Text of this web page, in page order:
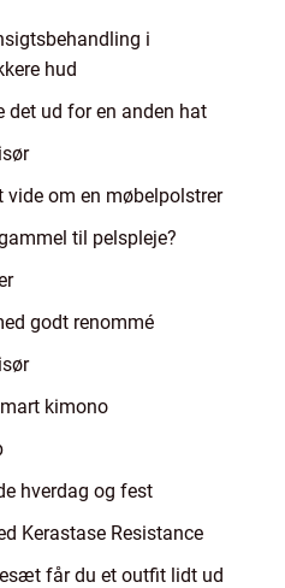
i
hud
det ud for en anden hat
om en møbelpolstrer
til pelspleje?
godt renommé
kimono
hverdag og fest
Kerastase Resistance
får du et outfit lidt ud